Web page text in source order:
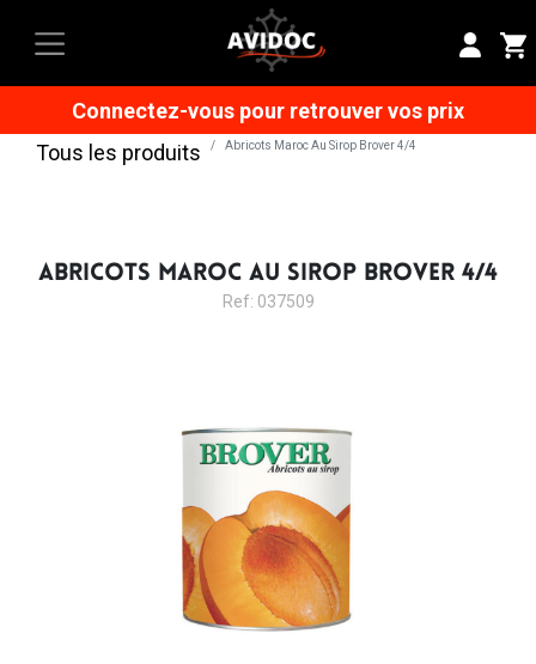
Connectez-vous pour retrouver vos prix
Tous les produits
Abricots Maroc Au Sirop Brover 4/4
ABRICOTS MAROC AU SIROP BROVER 4/4
Ref: 037509